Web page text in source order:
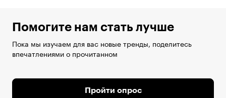
Помогите нам стать лучше
Пока мы изучаем для вас новые тренды, поделитесь
впечатлениями о прочитанном
Пройти опрос